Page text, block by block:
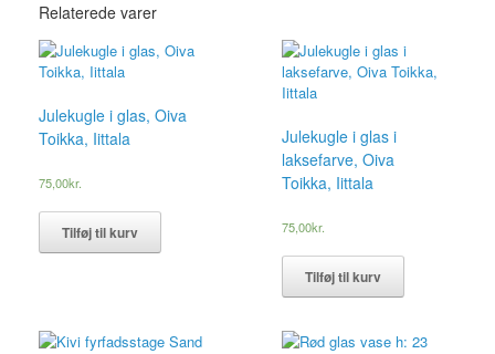
Relaterede varer
Julekugle i glas, Oiva
Toikka, Iittala
75,00kr.
Tilføj til kurv
Julekugle i glas i
laksefarve, Oiva
Toikka, Iittala
75,00kr.
Tilføj til kurv